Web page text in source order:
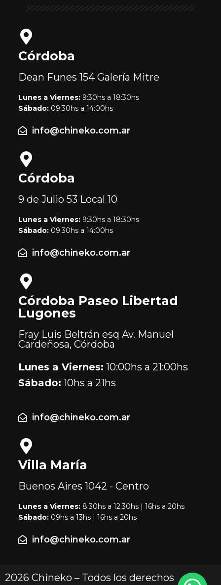
Córdoba
Dean Funes 154Galería Mitre
Lunes a Viernes: 9:30hs a 18:30hs
Sábado: 09:30hs a 14:00hs
info@chineko.com.ar
Córdoba
9 de Julio 53 Local 10
Lunes a Viernes: 9:30hs a 18:30hs
Sábado: 09:30hs a 14:00hs
info@chineko.com.ar
Córdoba Paseo Libertad
Lugones
Fray Luis Beltrán esq Av. Manuel
Cardeñosa, Córdoba
Lunes a Viernes: 10:00hs a 21:00hs
Sábado: 10hs a 21hs
info@chineko.com.ar
Villa María
Buenos Aires1042 - Centro
Lunes a Viernes: 8:30hs a 12:30hs | 16hs a 20hs
Sábado: 09hs a 13hs | 16hs a 20hs
info@chineko.com.ar
2026 Chineko – Todos los derechos